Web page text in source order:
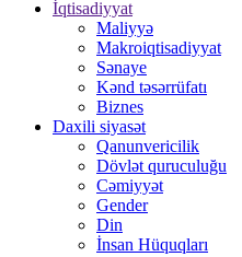
İqtisadiyyat
Maliyyə
Makroiqtisadiyyat
Sənaye
Kənd təsərrüfatı
Biznes
Daxili siyasət
Qanunvericilik
Dövlət quruculuğu
Cəmiyyət
Gender
Din
İnsan Hüquqları